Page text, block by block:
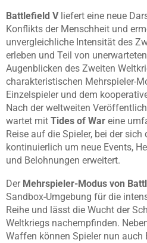
Battlefield Vliefert eine neue
Konflikts der Menschheit und
unvergleichliche Intensität des
erleben und Teil von
Augenblicken des Zweiten
charakteristischen Mehrspieler-
Einzelspieler und dem
Nach der weltweiten
wartet mit Tides of War eine
Reise auf die Spieler, bei der
kontinuierlich um neue Events,
und Belohnungen erweitert.
Der Mehrspieler-Modus von
Sandbox-Umgebung für die
Reihe und lässt die Wucht der
Weltkriegs nachempfinden.
Waffen können Spieler nun auch